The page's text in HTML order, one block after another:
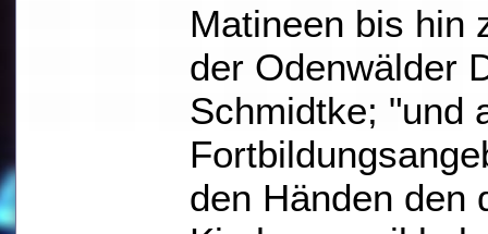
Matineen bis hin
der Odenwälder
Schmidtke; "und
den Händen den